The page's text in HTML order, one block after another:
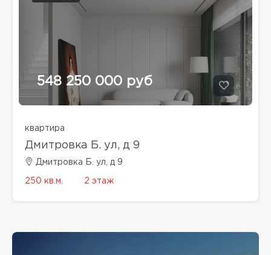
548 250 000 руб
квартира
Дмитровка Б. ул, д 9
Дмитровка Б. ул, д 9
250 кв.м. 2 этаж